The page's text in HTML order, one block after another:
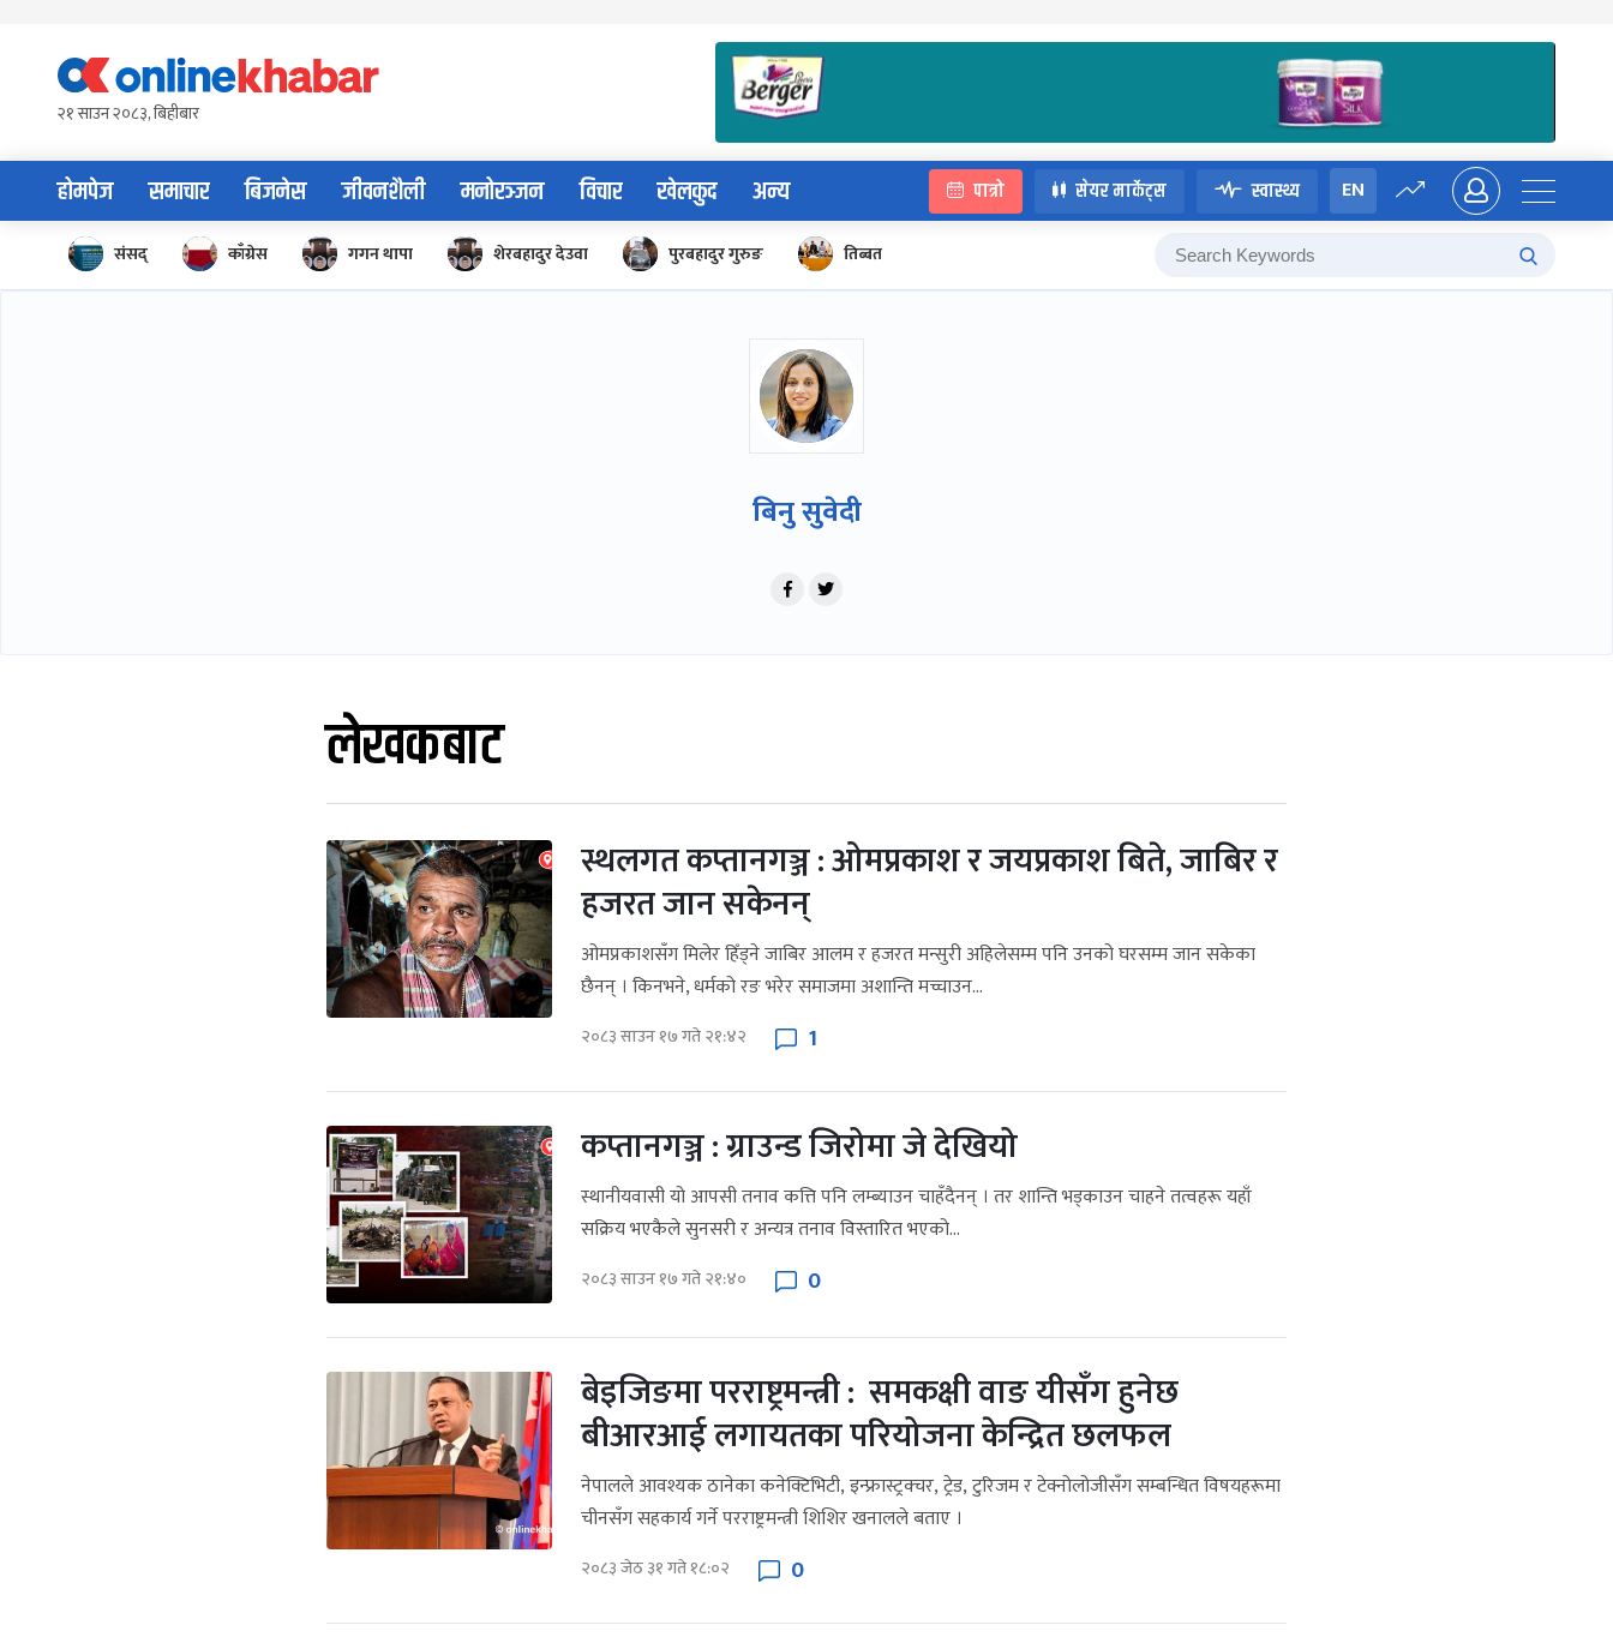
content२१ साउन २०८३, बिहीबार
होमपेज समाचार बिजनेस जीवनशैली मनोरञ्जन विचार खेलकुद अन्य पात्रो सेयर मार्केट्स स्वास्थ्य EN
संसद् काँग्रेस गगन थापा शेरबहादुर देउवा पुरबहादुर गुरुङ तिब्बत
बिनु सुवेदी
लेखकबाट
स्थलगत कप्तानगञ्ज : ओमप्रकाश र जयप्रकाश बिते, जाबिर र
हजरत जान सकेनन्
ओमप्रकाशसँग मिलेर हिँड्ने जाबिर आलम र हजरत मन्सुरी अहिलेसम्म पनि उनको घरसम्म जान सकेका
छैनन् । किनभने, धर्मको रङ भरेर समाजमा अशान्ति मच्चाउन...
२०८३ साउन १७ गते २१:४२ 1
कप्तानगञ्ज : ग्राउन्ड जिरोमा जे देखियो
स्थानीयवासी यो आपसी तनाव कत्ति पनि लम्ब्याउन चाहँदैनन् । तर शान्ति भड्काउन चाहने तत्वहरू यहाँ
सक्रिय भएकैले सुनसरी र अन्यत्र तनाव विस्तारित भएको...
२०८३ साउन १७ गते २१:४० 0
बेइजिङमा परराष्ट्रमन्त्री : समकक्षी वाङ यीसँग हुनेछ
बीआरआई लगायतका परियोजना केन्द्रित छलफल
नेपालले आवश्यक ठानेका कनेक्टिभिटी, इन्फ्रास्ट्रक्चर, ट्रेड, टुरिजम र टेक्नोलोजीसँग सम्बन्धित विषयहरूमा
चीनसँग सहकार्य गर्ने परराष्ट्रमन्त्री शिशिर खनालले बताए ।
२०८३ जेठ ३१ गते १८:०२ 0